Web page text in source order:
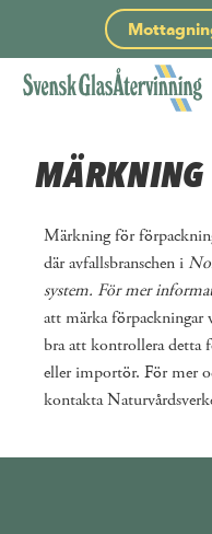
MÄRKNING
Märkning för
där avfallsbranschen i
system. För mer
att märka förpackningar
bra att kontrollera detta
eller importör. För mer
kontakta